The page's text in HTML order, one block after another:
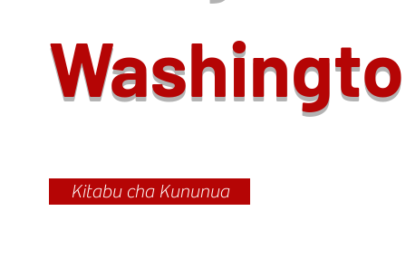
Kitabu cha Kununua